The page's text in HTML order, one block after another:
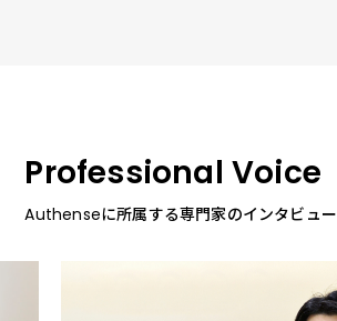
Professional Voice
Authenseに所属する専門家のインタビュー